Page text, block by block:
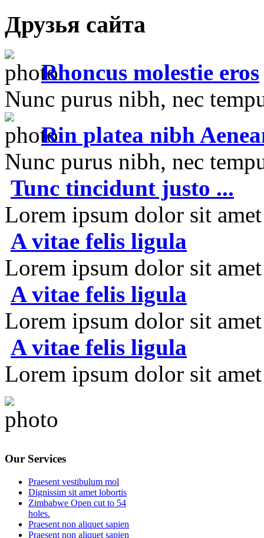
Друзья сайта
Rhoncus molestie eros
Nunc purus nibh, nec
Rin platea nibh
Nunc purus nibh, nec
Tunc tincidunt justo ...
Lorem ipsum dolor sit
A vitae felis ligula
Lorem ipsum dolor sit
A vitae felis ligula
Lorem ipsum dolor sit
A vitae felis ligula
Lorem ipsum dolor sit
Our Services
Praesent vestibulum mol
Dignissim sit amet lobortis
Zimbabwe Open cut to 54
holes.
Praesent non aliquet sapien
Praesent non aliquet sapien